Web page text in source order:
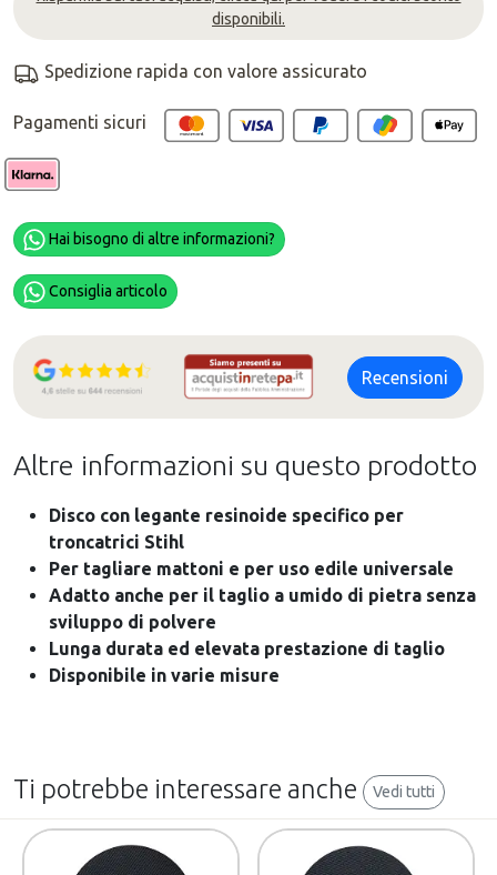
disponibili.
Spedizione rapida con valore assicurato
Pagamenti sicuri
Hai bisogno di altre informazioni?
Consiglia articolo
Recensioni
Altre informazioni su questo prodotto
Disco con legante resinoide specifico per
troncatrici Stihl
Per tagliare mattoni e per uso edile universale
Adatto anche per il taglio a umido di pietra senza
sviluppo di polvere
Lunga durata ed elevata prestazione di taglio
Disponibile in varie misure
Ti potrebbe interessare anche Vedi tutti